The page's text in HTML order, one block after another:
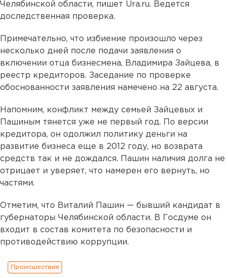
Челябинской области, пишет Ura.ru. Ведется
доследственная проверка.
Примечательно, что избиение произошло через
несколько дней после подачи заявления о
включении отца бизнесмена, Владимира Зайцева, в
реестр кредиторов. Заседание по проверке
обоснованности заявления намечено на 22 августа.
Напомним, конфликт между семьей Зайцевых и
Пашиным тянется уже не первый год. По версии
кредитора, он одолжил политику деньги на
развитие бизнеса еще в 2012 году, но возврата
средств так и не дождался. Пашин наличия долга не
отрицает и уверяет, что намерен его вернуть, но
частями.
Отметим, что Виталий Пашин — бывший кандидат в
губернаторы Челябинской области. В Госдуме он
входит в состав комитета по безопасности и
противодействию коррупции.
Происшествия